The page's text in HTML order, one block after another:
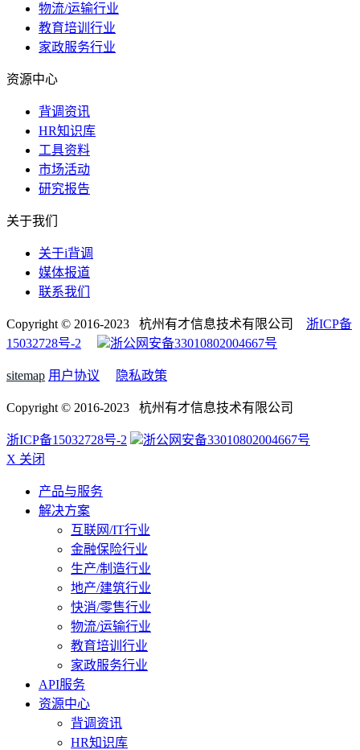
物流/运输行业
教育培训行业
家政服务行业
资源中心
背调资讯
HR知识库
工具资料
市场活动
研究报告
关于我们
关于i背调
媒体报道
联系我们
Copyright © 2016-2023 杭州有才信息技术有限公司 浙ICP备
15032728号-2
浙公网安备33010802004667号
sitemap 用户协议 隐私政策
Copyright © 2016-2023 杭州有才信息技术有限公司
浙ICP备15032728号-2
浙公网安备33010802004667号
X 关闭
产品与服务
解决方案
互联网/IT行业
金融保险行业
生产/制造行业
地产/建筑行业
快消/零售行业
物流/运输行业
教育培训行业
家政服务行业
API服务
资源中心
背调资讯
HR知识库